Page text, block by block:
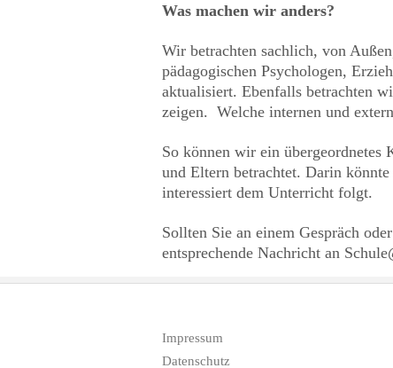
Was machen wir anders?
Wir betrachten sachlich, von
pädagogischen Psychologen,
aktualisiert. Ebenfalls betrachten
zeigen. Welche internen und
So können wir ein übergeordnetes
und Eltern betrachtet. Darin
interessiert dem Unterricht folgt.
Sollten Sie an einem Gespräch
entsprechende Nachricht an
Impressum
Datenschutz